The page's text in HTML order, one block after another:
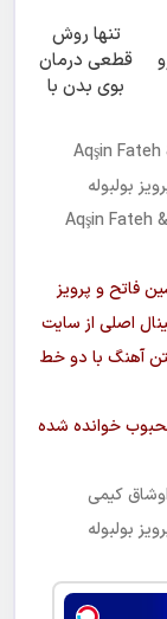
بدون
کمیسیون
تنها روش
قطعی درمان
بوی بدن با
وجه‼️ همین
الان ببین
Aqşin Fateh
بولبوله
فاتح و پرویز
۳۲۰ اورجینال اصلی از سایت
آهنگ با دو خط
کیمی
بولبوله